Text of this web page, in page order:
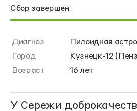
Сбор завершен
Диагноз
Пилоидная
Город
Кузнецк-12
Возраст
16 лет
У Сережи